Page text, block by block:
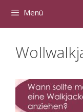
Menü